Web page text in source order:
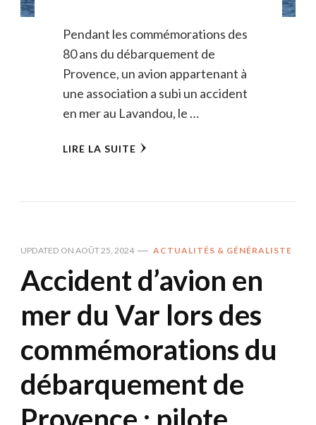
Pendant les commémorations des
80 ans du débarquement de
Provence, un avion appartenant à
une association a subi un accident
en mer au Lavandou, le …
LIRE LA SUITE
UPDATED ON AOÛT 25, 2024 ACTUALITÉS & GÉNÉRALISTE
Accident d’avion en
mer du Var lors des
commémorations du
débarquement de